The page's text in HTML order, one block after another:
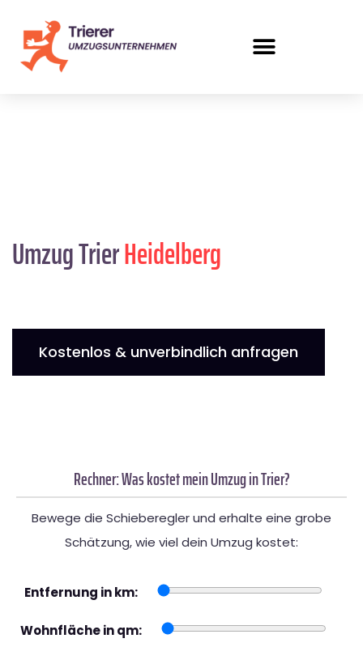
Umzug TrierHeidelberg
Kostenlos & unverbindlich anfragen
Rechner: Was kostet mein Umzug in Trier?
Bewege die Schieberegler und erhalte eine grobe
Schätzung, wie viel dein Umzug kostet:
Entfernung in km:
Wohnfläche in qm: